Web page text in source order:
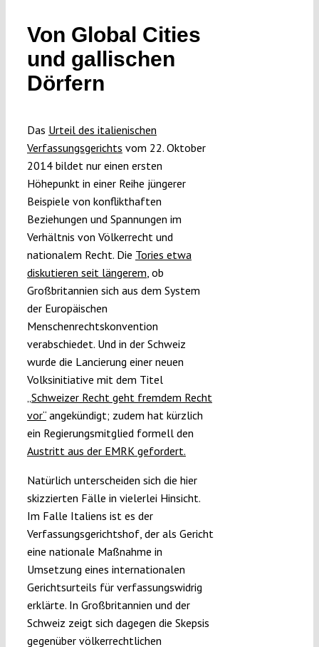
Von Global Cities
und gallischen
Dörfern
Das Urteil des italienischen
Verfassungsgerichts vom 22. Oktober
2014 bildet nur einen ersten
Höhepunkt in einer Reihe jüngerer
Beispiele von konflikthaften
Beziehungen und Spannungen im
Verhältnis von Völkerrecht und
nationalem Recht. Die Tories etwa
diskutieren seit längerem , ob
Großbritannien sich aus dem System
der Europäischen
Menschenrechtskonvention
verabschiedet. Und in der Schweiz
wurde die Lancierung einer neuen
Volksinitiative mit dem Titel
„Schweizer Recht geht fremdem Recht
vor“angekündigt; zudem hat kürzlich
ein Regierungsmitglied formell den
Austritt aus der EMRK gefordert.
Natürlich unterscheiden sich die hier
skizzierten Fälle in vielerlei Hinsicht.
Im Falle Italiens ist es der
Verfassungsgerichtshof, der als Gericht
eine nationale Maßnahme in
Umsetzung eines internationalen
Gerichtsurteils für verfassungswidrig
erklärte. In Großbritannien und der
Schweiz zeigt sich dagegen die Skepsis
gegenüber völkerrechtlichen